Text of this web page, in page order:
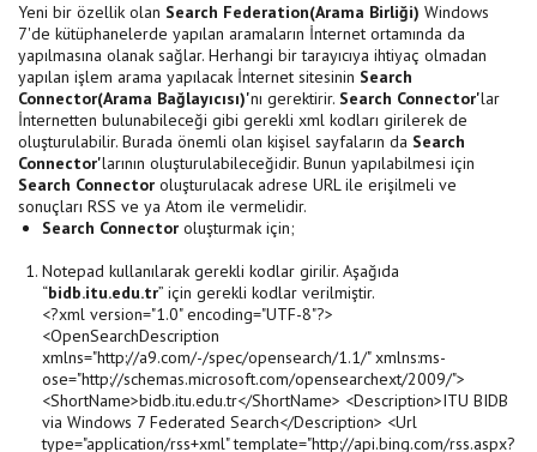
Yeni bir özellik olan Search Federation(Arama Birliği) Windows
7'de kütüphanelerde yapılan aramaların İnternet ortamında da
yapılmasına olanak sağlar. Herhangi bir tarayıcıya ihtiyaç olmadan
yapılan işlem arama yapılacak İnternet sitesinin Search
Connector(Arama Bağlayıcısı)'nı gerektirir. Search Connector'lar
İnternetten bulunabileceği gibi gerekli xml kodları girilerek de
oluşturulabilir. Burada önemli olan kişisel sayfaların da Search
Connector'larının oluşturulabileceğidir. Bunun yapılabilmesi için
Search Connector oluşturulacak adrese URL ile erişilmeli ve
sonuçları RSS ve ya Atom ile vermelidir.
Search Connector oluşturmak için;
Notepad kullanılarak gerekli kodlar girilir. Aşağıda
“bidb.itu.edu.tr” için gerekli kodlar verilmiştir.
<?xml version="1.0" encoding="UTF-8"?>
<OpenSearchDescription
xmlns="http://a9.com/-/spec/opensearch/1.1/" xmlns:ms-
ose="http://schemas.microsoft.com/opensearchext/2009/">
<ShortName>bidb.itu.edu.tr</ShortName> <Description>ITU BIDB
via Windows 7 Federated Search</Description> <Url
type="application/rss+xml" template="http://api.bing.com/rss.aspx?